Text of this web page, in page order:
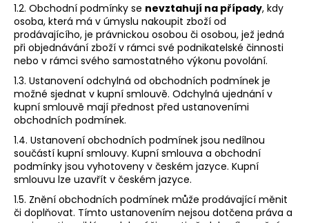
1.2. Obchodní podmínky se nevztahují na případy, kdy
osoba, která má v úmyslu nakoupit zboží od
prodávajícího, je právnickou osobou či osobou, jež jedná
při objednávání zboží v rámci své podnikatelské činnosti
nebo v rámci svého samostatného výkonu povolání.
1.3. Ustanovení odchylná od obchodních podmínek je
možné sjednat v kupní smlouvě. Odchylná ujednání v
kupní smlouvě mají přednost před ustanoveními
obchodních podmínek.
1.4. Ustanovení obchodních podmínek jsou nedílnou
součástí kupní smlouvy. Kupní smlouva a obchodní
podmínky jsou vyhotoveny v českém jazyce. Kupní
smlouvu lze uzavřít v českém jazyce.
1.5. Znění obchodních podmínek může prodávající měnit
či doplňovat. Tímto ustanovením nejsou dotčena práva a
D
o
p
o
r
u
č
u
j
e
m
e